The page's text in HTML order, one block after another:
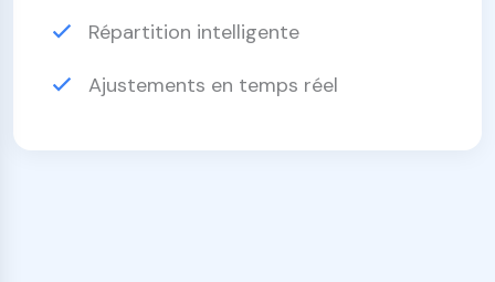
Répartition intelligente
Ajustements en temps réel